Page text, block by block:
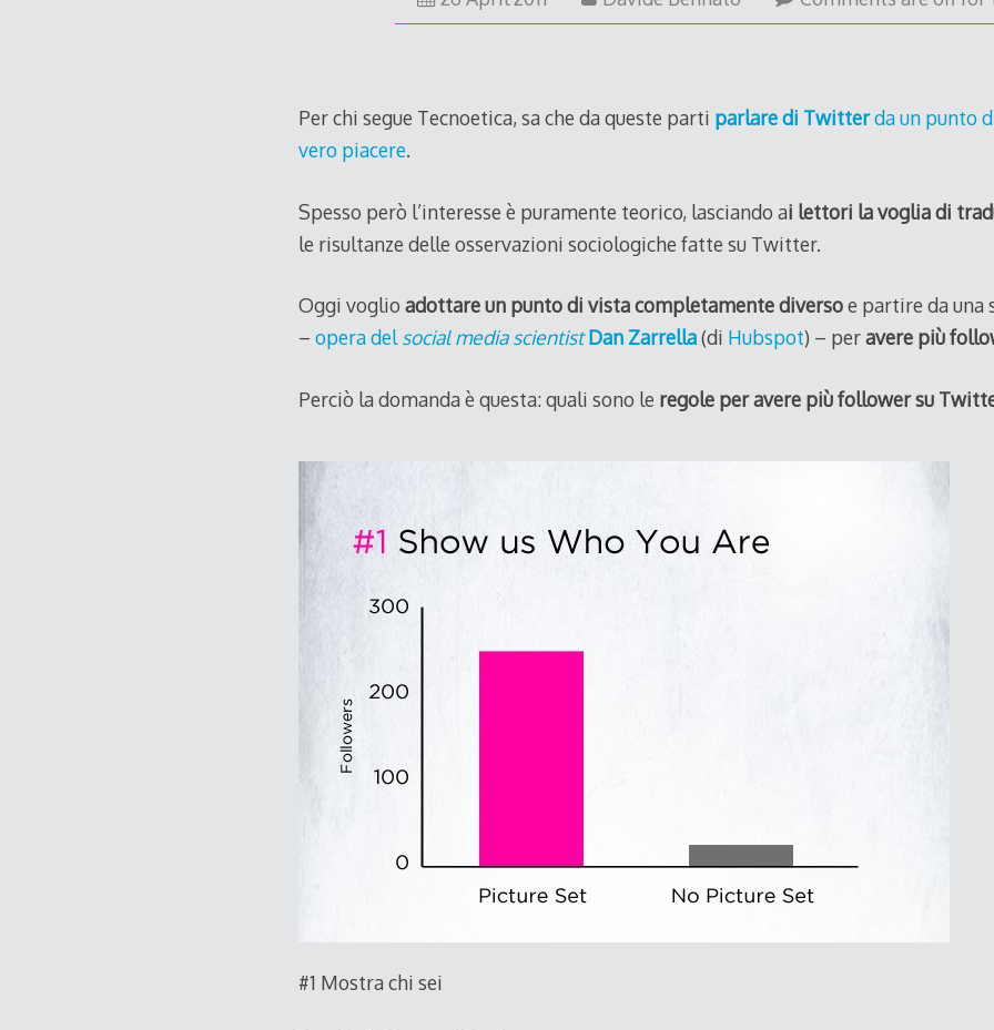
April
Per chi segue Tecnoetica, sa che da queste parti parlare di Twitterda un punto
vero piacere.
Spesso però l’interesse è puramente teorico, lasciando ai lettori la voglia di
le risultanze delle osservazioni sociologiche fatte su Twitter.
Oggi voglio adottare un punto di vista completamente diversoe partire da una
– opera delsocial media scientist Dan Zarrella(di Hubspot) – peravere più
Perciò la domanda è questa: quali sono le regole per avere più follower su
#1 Mostra chi sei